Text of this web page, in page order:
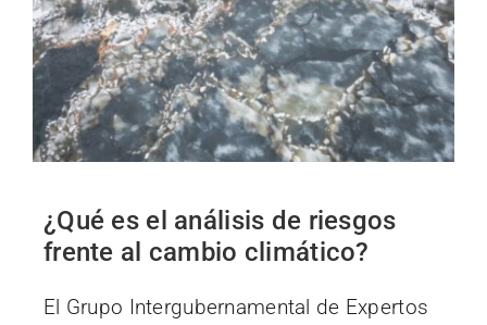
¿Qué es el análisis de riesgos
frente al cambio climático?
El Grupo Intergubernamental de Expertos